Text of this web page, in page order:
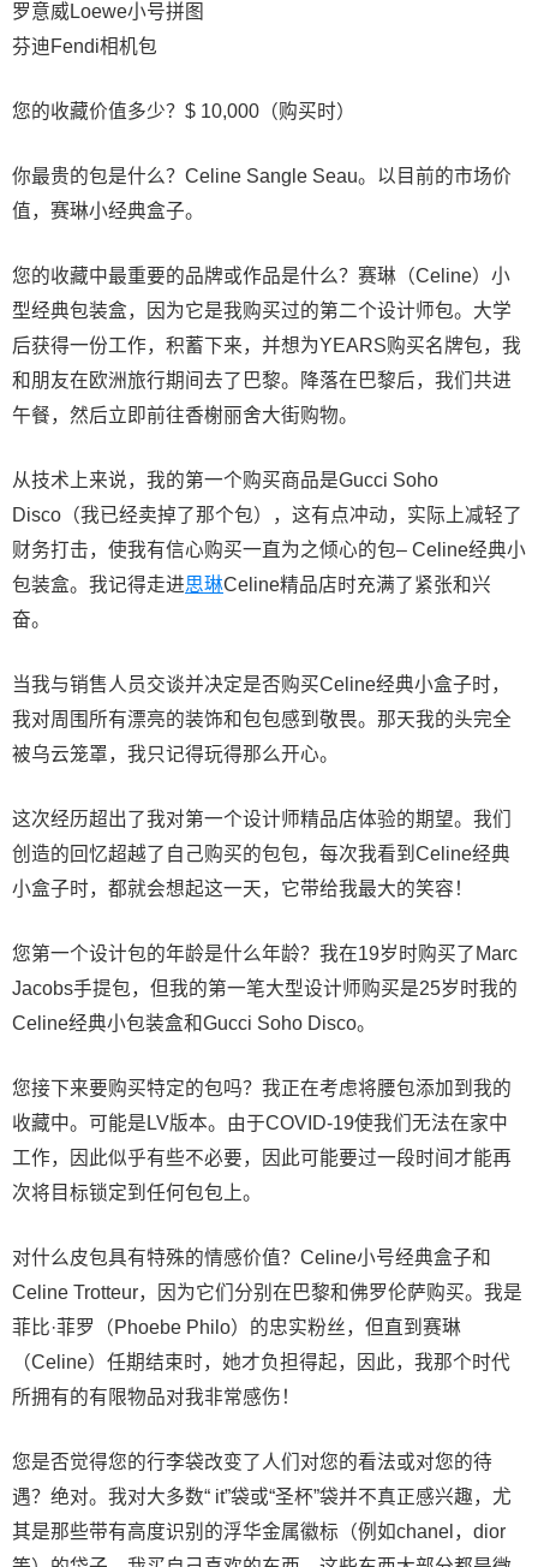
罗意威Loewe小号拼图
芬迪Fendi相机包
您的收藏价值多少？$ 10,000（购买时）
你最贵的包是什么？Celine Sangle Seau。以目前的市场价
值，赛琳小经典盒子。
您的收藏中最重要的品牌或作品是什么？赛琳（Celine）小
型经典包装盒，因为它是我购买过的第二个设计师包。大学
后获得一份工作，积蓄下来，并想为YEARS购买名牌包，我
和朋友在欧洲旅行期间去了巴黎。降落在巴黎后，我们共进
午餐，然后立即前往香榭丽舍大街购物。
从技术上来说，我的第一个购买商品是Gucci Soho
Disco（我已经卖掉了那个包），这有点冲动，实际上减轻了
财务打击，使我有信心购买一直为之倾心的包– Celine经典小
包装盒。我记得走进思琳Celine精品店时充满了紧张和兴
奋。
当我与销售人员交谈并决定是否购买Celine经典小盒子时，
我对周围所有漂亮的装饰和包包感到敬畏。那天我的头完全
被乌云笼罩，我只记得玩得那么开心。
这次经历超出了我对第一个设计师精品店体验的期望。我们
创造的回忆超越了自己购买的包包，每次我看到Celine经典
小盒子时，都就会想起这一天，它带给我最大的笑容！
您第一个设计包的年龄是什么年龄？我在19岁时购买了Marc
Jacobs手提包，但我的第一笔大型设计师购买是25岁时我的
Celine经典小包装盒和Gucci Soho Disco。
您接下来要购买特定的包吗？我正在考虑将腰包添加到我的
收藏中。可能是LV版本。由于COVID-19使我们无法在家中
工作，因此似乎有些不必要，因此可能要过一段时间才能再
次将目标锁定到任何包包上。
对什么皮包具有特殊的情感价值？Celine小号经典盒子和
Celine Trotteur，因为它们分别在巴黎和佛罗伦萨购买。我是
菲比·菲罗（Phoebe Philo）的忠实粉丝，但直到赛琳
（Celine）任期结束时，她才负担得起，因此，我那个时代
所拥有的有限物品对我非常感伤！
您是否觉得您的行李袋改变了人们对您的看法或对您的待
遇？绝对。我对大多数“ it”袋或“圣杯”袋并不真正感兴趣，尤
其是那些带有高度识别的浮华金属徽标（例如chanel，dior